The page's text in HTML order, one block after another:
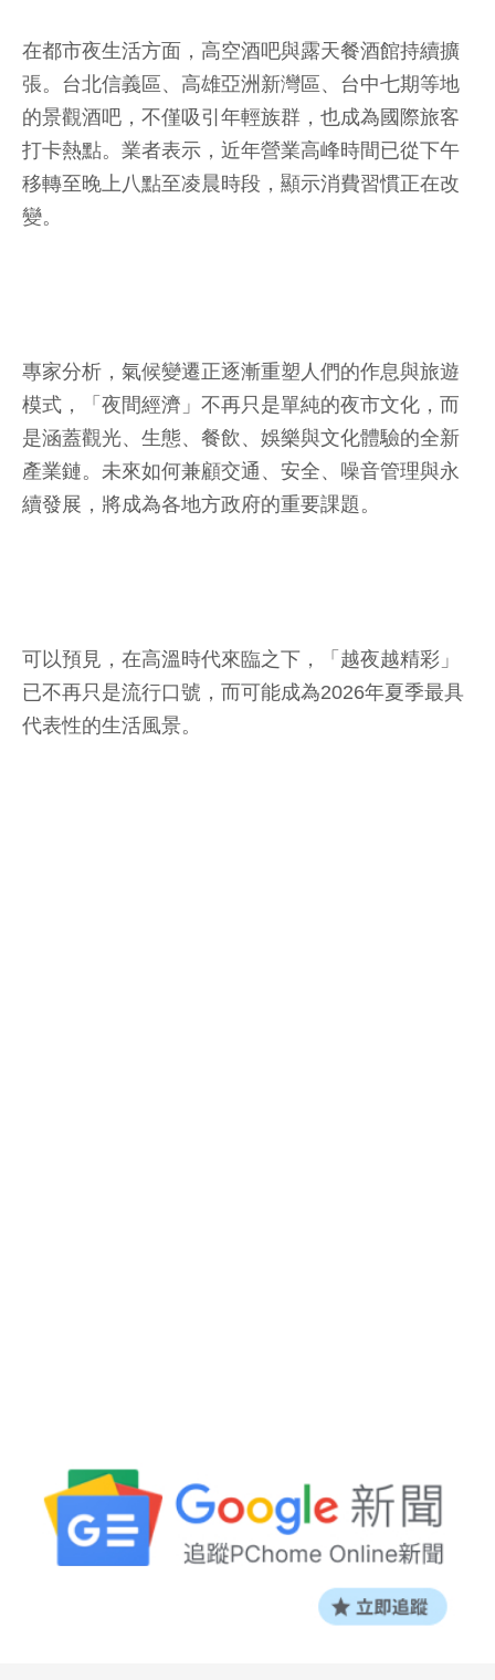
在都市夜生活方面，高空酒吧與露天餐酒館持續擴
張。台北信義區、高雄亞洲新灣區、台中七期等地
的景觀酒吧，不僅吸引年輕族群，也成為國際旅客
打卡熱點。業者表示，近年營業高峰時間已從下午
移轉至晚上八點至凌晨時段，顯示消費習慣正在改
變。
專家分析，氣候變遷正逐漸重塑人們的作息與旅遊
模式，「夜間經濟」不再只是單純的夜市文化，而
是涵蓋觀光、生態、餐飲、娛樂與文化體驗的全新
產業鏈。未來如何兼顧交通、安全、噪音管理與永
續發展，將成為各地方政府的重要課題。
可以預見，在高溫時代來臨之下，「越夜越精彩」
已不再只是流行口號，而可能成為2026年夏季最具
代表性的生活風景。